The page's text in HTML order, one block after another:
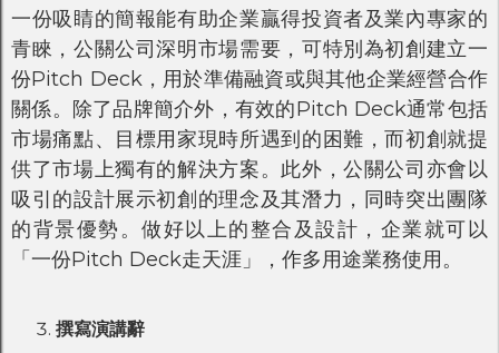
一份吸睛的簡報能有助企業贏得投資者及業內專家的
青睞，公關公司深明市場需要，可特別為初創建立一
份Pitch Deck，用於準備融資或與其他企業經營合作
關係。除了品牌簡介外，有效的Pitch Deck通常包括
市場痛點、目標用家現時所遇到的困難，而初創就提
供了市場上獨有的解決方案。此外，公關公司亦會以
吸引的設計展示初創的理念及其潛力，同時突出團隊
的背景優勢。做好以上的整合及設計，企業就可以
「一份Pitch Deck走天涯」，作多用途業務使用。
撰寫演講辭